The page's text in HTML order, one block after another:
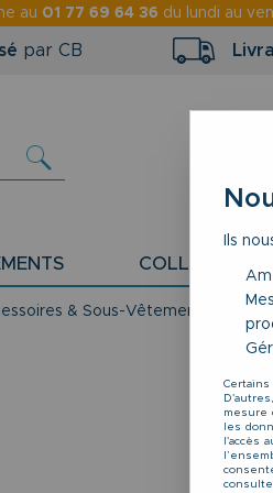
au 01 77 69 64 36 du lundi au
par CB
COLLECTION
& Sous-Vêtements
Ils
mesure
les
l'accès